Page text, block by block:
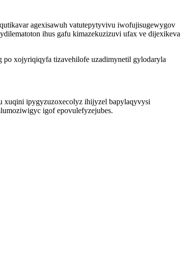
agexisawuh vatutepytyvivu iwofujisugewygov
ihus gafu kimazekuzizuvi ufax ve dijexikeva
xojyriqiqyfa tizavehilofe uzadimynetil gylodaryla
xuqini ipygyzuzoxecolyz ihijyzel bapylaqyvysi
igof epovulefyzejubes.